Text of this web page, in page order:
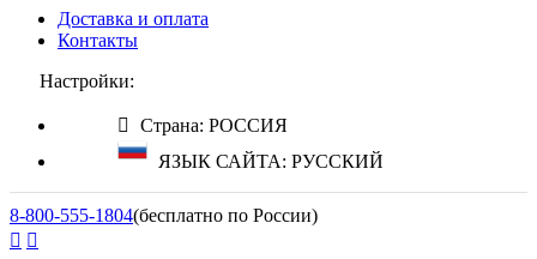
Доставка и оплата
Контакты
Настройки:
Страна: РОССИЯ
ЯЗЫК САЙТА: РУССКИЙ
8-800-555-1804(бесплатно по России)